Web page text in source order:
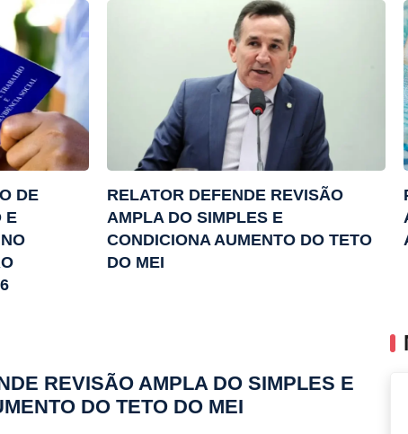
DE
E
RELATOR DEFENDE REVISÃO
AMPLA DO SIMPLES E
CONDICIONA AUMENTO DO TETO
DO MEI
REVISÃO AMPLA DO SIMPLES E
DO TETO DO MEI